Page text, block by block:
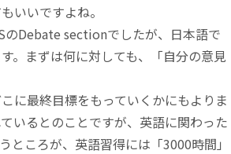
いいですよね。
Debate sectionでしたが、日本語で
。まずは何に対しても、「自分の意見
に最終目標をもっていくかにもよりま
いるとのことですが、英語に関わった
ところが、英語習得には「3000時間」